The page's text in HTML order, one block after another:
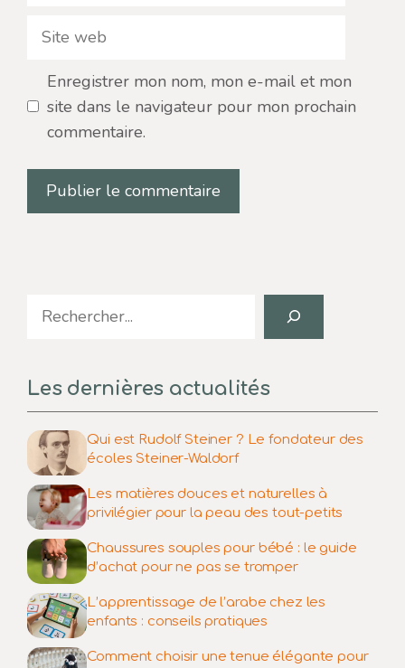
Site
Enregistrer mon nom, mon e-mail et mon
site dans le navigateur pour mon prochain
commentaire.
Search
Les dernières actualités
Qui est Rudolf Steiner ? Le fondateur des
écoles Steiner-Waldorf
Les matières douces et naturelles à
privilégier pour la peau des tout-petits
Chaussures souples pour bébé : le guide
d’achat pour ne pas se tromper
L’apprentissage de l’arabe chez les
enfants : conseils pratiques
Comment choisir une tenue élégante pour